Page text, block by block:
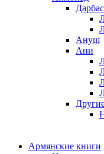
Дарбас
Ануш
Ани
Армянские книги